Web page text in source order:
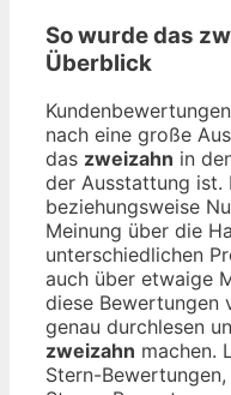
So wurde das
Überblick
nach eine große
das zweizahn in
der Ausstattung ist.
beziehungsweise
Meinung über die
unterschiedlichen
auch über etwaige
diese Bewertungen
genau durchlesen
zweizahn machen.
Stern-